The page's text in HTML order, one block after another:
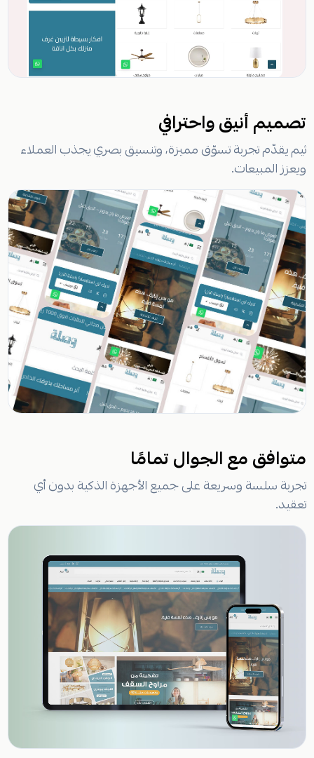
تصميم أنيق واحترافي
ثيم يقدّم تجربة تسوّق مميزة، وتنسيق بصري يجذب العملاء
ويعزز المبيعات.
متوافق مع الجوال تمامًا
تجربة سلسة وسريعة على جميع الأجهزة الذكية بدون أي
تعقيد.